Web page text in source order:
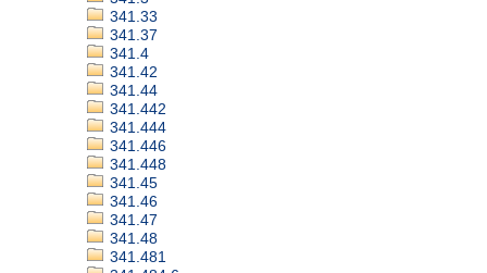
341.33
341.37
341.4
341.42
341.44
341.442
341.444
341.446
341.448
341.45
341.46
341.47
341.48
341.481